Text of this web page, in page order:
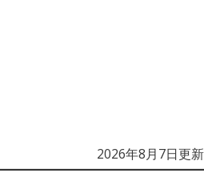
2026年8月7日更新